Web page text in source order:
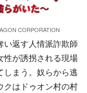
CORPORATION
返す人情派詐欺師
性が誘拐される現場
しまう。奴らから逃
クはドゥオン村の村